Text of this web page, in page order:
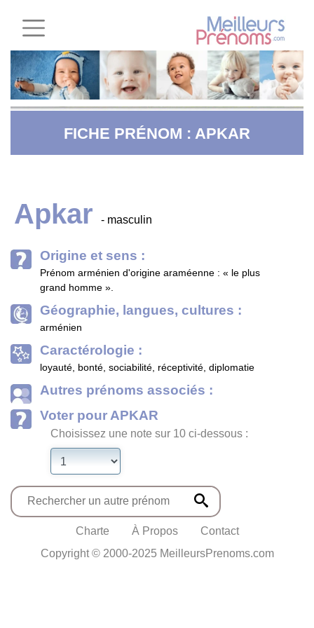
FICHE PRÉNOM : APKAR
Apkar - masculin
Origine et sens :
Prénom arménien d'origine araméenne : « le plus
grand homme ».
Géographie, langues, cultures :
arménien
Caractérologie :
loyauté, bonté, sociabilité, réceptivité, diplomatie
Autres prénoms associés :
Voter pour APKAR
Choisissez une note sur 10 ci-dessous :
Charte À Propos
Contact
Copyright © 2000-2025 MeilleursPrenoms.com